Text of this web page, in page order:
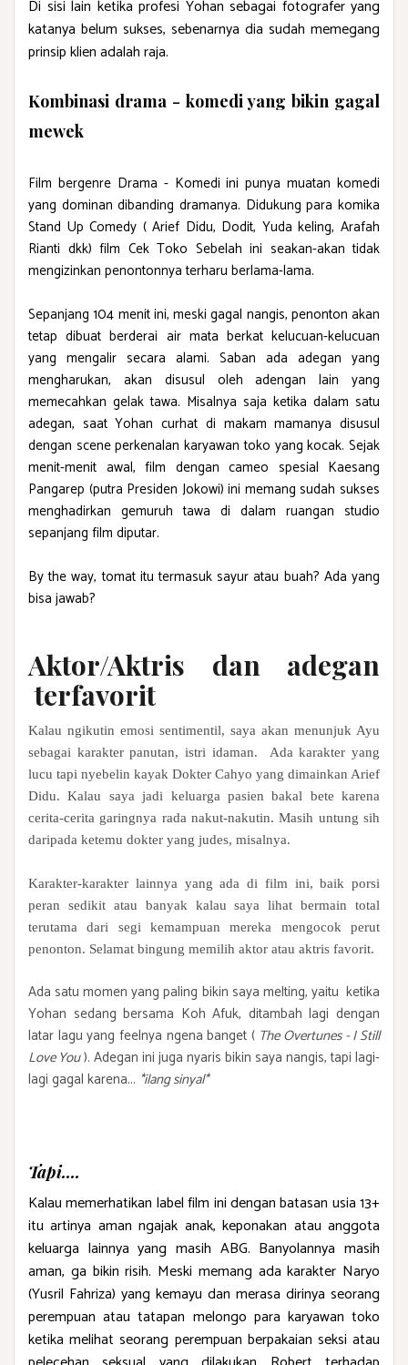
Di sisi lain ketika profesi Yohan sebagai fotografer yang
katanya belum sukses, sebenarnya dia sudah memegang
prinsip klien adalah raja.
Kombinasi drama - komedi yang bikin gagal
mewek
Film bergenre Drama - Komedi ini punya muatan komedi
yang dominan dibanding dramanya. Didukung para komika
Stand Up Comedy ( Arief Didu, Dodit, Yuda keling, Arafah
Rianti dkk) film Cek Toko Sebelah ini seakan-akan tidak
mengizinkan penontonnya terharu berlama-lama.
Sepanjang 104 menit ini, meski gagal nangis, penonton akan
tetap dibuat berderai air mata berkat kelucuan-kelucuan
yang mengalir secara alami. Saban ada adegan yang
mengharukan, akan disusul oleh adengan lain yang
memecahkan gelak tawa. Misalnya saja ketika dalam satu
adegan, saat Yohan curhat di makam mamanya disusul
dengan scene perkenalan karyawan toko yang kocak. Sejak
menit-menit awal, film dengan cameo spesial Kaesang
Pangarep (putra Presiden Jokowi) ini memang sudah sukses
menghadirkan gemuruh tawa di dalam ruangan studio
sepanjang film diputar.
By the way, tomat itu termasuk sayur atau buah? Ada yang
bisa jawab?
Aktor/Aktris dan adegan
terfavorit
Kalau ngikutin emosi sentimentil, saya akan menunjuk Ayu
sebagai karakter panutan, istri idaman. Ada karakter yang
lucu tapi nyebelin kayak Dokter Cahyo yang dimainkan Arief
Didu. Kalau saya jadi keluarga pasien bakal bete karena
cerita-cerita garingnya rada nakut-nakutin. Masih untung sih
daripada ketemu dokter yang judes, misalnya.
Karakter-karakter lainnya yang ada di film ini, baik porsi
peran sedikit atau banyak kalau saya lihat bermain total
terutama dari segi kemampuan mereka mengocok perut
penonton. Selamat bingung memilih aktor atau aktris favorit.
Ada satu momen yang paling bikin saya melting, yaitu ketika
Yohan sedang bersama Koh Afuk, ditambah lagi dengan
latar lagu yang feelnya ngena banget ( The Overtunes - I Still
Love You). Adegan ini juga nyaris bikin saya nangis, tapi lagi-
lagi gagal karena... *ilang sinyal*
Tapi....
Kalau memerhatikan label film ini dengan batasan usia 13+
itu artinya aman ngajak anak, keponakan atau anggota
keluarga lainnya yang masih ABG. Banyolannya masih
aman, ga bikin risih. Meski memang ada karakter Naryo
(Yusril Fahriza) yang kemayu dan merasa dirinya seorang
perempuan atau tatapan melongo para karyawan toko
ketika melihat seorang perempuan berpakaian seksi atau